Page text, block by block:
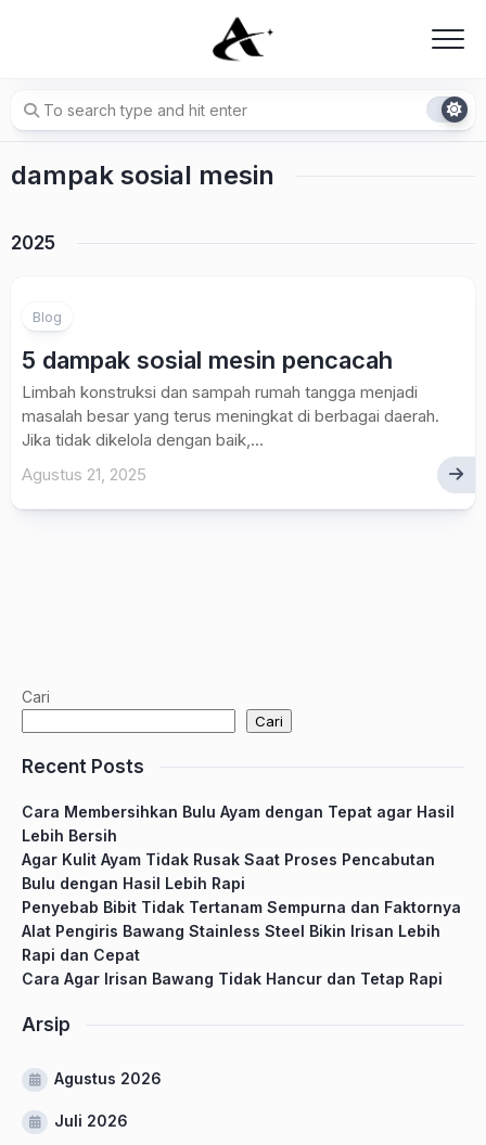
dampak sosial mesin
2025
Blog
5 dampak sosial mesin pencacah
Limbah konstruksi dan sampah rumah tangga menjadi
masalah besar yang terus meningkat di berbagai daerah.
Jika tidak dikelola dengan baik,...
Agustus 21, 2025
Cari
Cari
Recent Posts
Cara Membersihkan Bulu Ayam dengan Tepat agar Hasil
Lebih Bersih
Agar Kulit Ayam Tidak Rusak Saat Proses Pencabutan
Bulu dengan Hasil Lebih Rapi
Penyebab Bibit Tidak Tertanam Sempurna dan Faktornya
Alat Pengiris Bawang Stainless Steel Bikin Irisan Lebih
Rapi dan Cepat
Cara Agar Irisan Bawang Tidak Hancur dan Tetap Rapi
Arsip
Agustus 2026
Juli 2026